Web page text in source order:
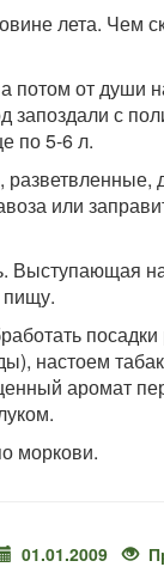
лета. Чем
потом от души
запоздали с
по 5-6 л.
или
Выступающая
пищу.
посадки
настоем
аромат
моркови.
01.01.2009